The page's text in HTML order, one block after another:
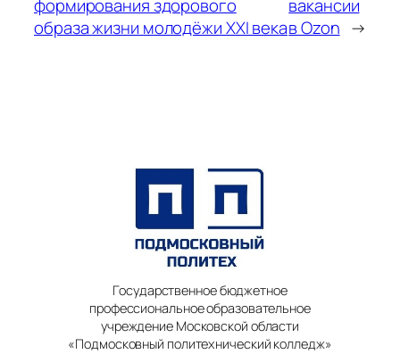
формирования здорового
образа жизни молодёжи XXI века
вакансии
в Ozon →
Государственное бюджетное
профессиональное образовательное
учреждение Московской области
«Подмосковный политехнический колледж»